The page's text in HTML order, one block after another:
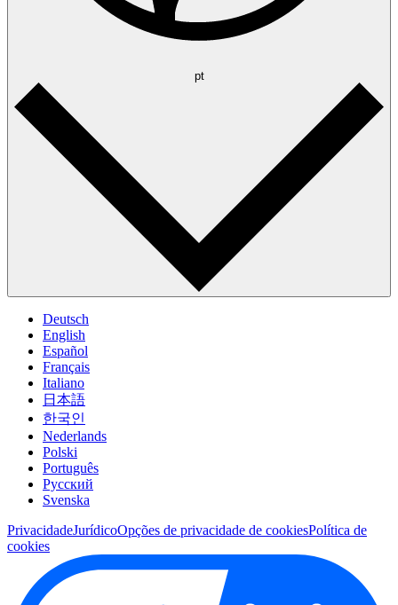
pt
Deutsch
English
Español
Français
Italiano
日本語
한국인
Nederlands
Polski
Português
Pусский
Svenska
PrivacidadeJurídicoOpções de privacidade de cookiesPolítica de
cookies